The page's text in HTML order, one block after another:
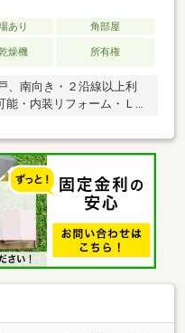
あり
角部屋
燥機 所有権
、南向き・２沿線以上利
・内装リフォーム・ＬＤ